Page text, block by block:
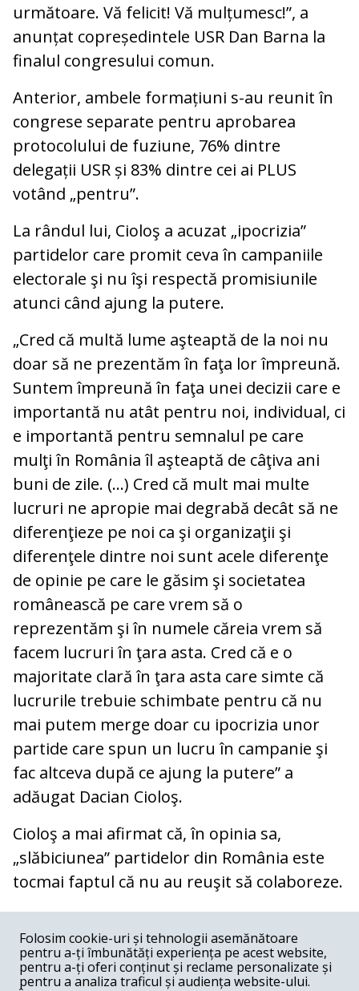
următoare. Vă felicit! Vă mulțumesc!”, a
anunțat copreședintele USR Dan Barna la
finalul congresului comun.
Anterior, ambele formațiuni s-au reunit în
congrese separate pentru aprobarea
protocolului de fuziune, 76% dintre
delegații USR și 83% dintre cei ai PLUS
votând „pentru”.
La rândul lui, Cioloş a acuzat „ipocrizia”
partidelor care promit ceva în campaniile
electorale şi nu îşi respectă promisiunile
atunci când ajung la putere.
„Cred că multă lume aşteaptă de la noi nu
doar să ne prezentăm în faţa lor împreună.
Suntem împreună în faţa unei decizii care e
importantă nu atât pentru noi, individual, ci
e importantă pentru semnalul pe care
mulţi în România îl aşteaptă de câţiva ani
buni de zile. (...) Cred că mult mai multe
lucruri ne apropie mai degrabă decât să ne
diferenţieze pe noi ca şi organizaţii şi
diferenţele dintre noi sunt acele diferenţe
de opinie pe care le găsim şi societatea
românească pe care vrem să o
reprezentăm şi în numele căreia vrem să
facem lucruri în ţara asta. Cred că e o
majoritate clară în ţara asta care simte că
lucrurile trebuie schimbate pentru că nu
mai putem merge doar cu ipocrizia unor
partide care spun un lucru în campanie şi
fac altceva după ce ajung la putere” a
adăugat Dacian Cioloş.
Cioloş a mai afirmat că, în opinia sa,
„slăbiciunea” partidelor din România este
tocmai faptul că nu au reuşit să colaboreze.
COMENTARII
Nume
Folosim cookie-uri și tehnologii asemănătoare
pentru a-ți îmbunătăți experiența pe acest website,
pentru a-ți oferi conținut și reclame personalizate și
pentru a analiza traficul și audiența website-ului.